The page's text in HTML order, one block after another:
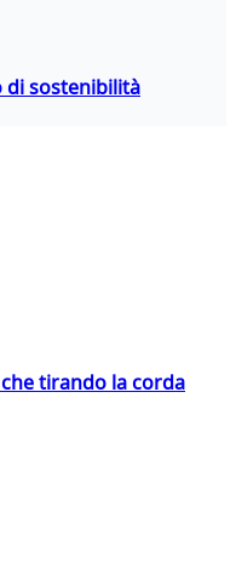
di sostenibilità
tirando la corda